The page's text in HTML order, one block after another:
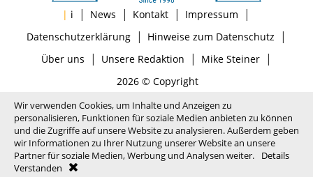
| i | News | Kontakt | Impressum |
Datenschutzerklärung| Hinweise zum Datenschutz |
Über uns | Unsere Redaktion | Mike Steiner|
2026 © Copyright
Wir verwenden Cookies, um Inhalte und Anzeigen zu
personalisieren, Funktionen für soziale Medien anbieten zu können
und die Zugriffe auf unsere Website zu analysieren. Außerdem geben
wir Informationen zu Ihrer Nutzung unserer Website an unsere
Partner für soziale Medien, Werbung und Analysen weiter.
Details
Verstanden